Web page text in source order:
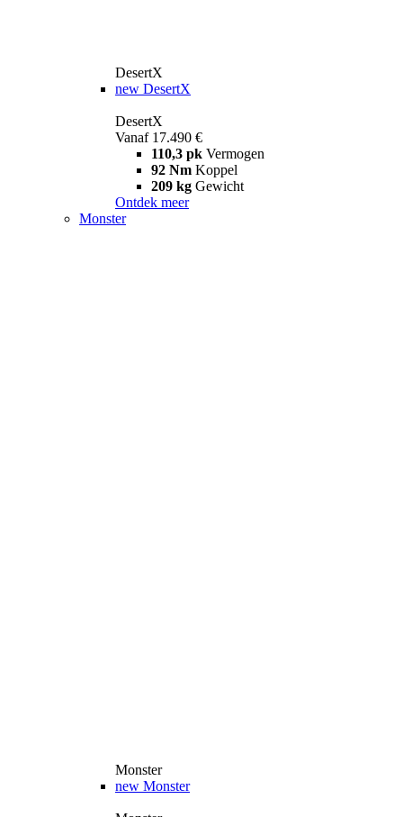
DesertX
new DesertX
DesertX
Vanaf 17.490 €
110,3 pk Vermogen
92 Nm Koppel
209 kg Gewicht
Ontdek meer
Monster
Monster
new Monster